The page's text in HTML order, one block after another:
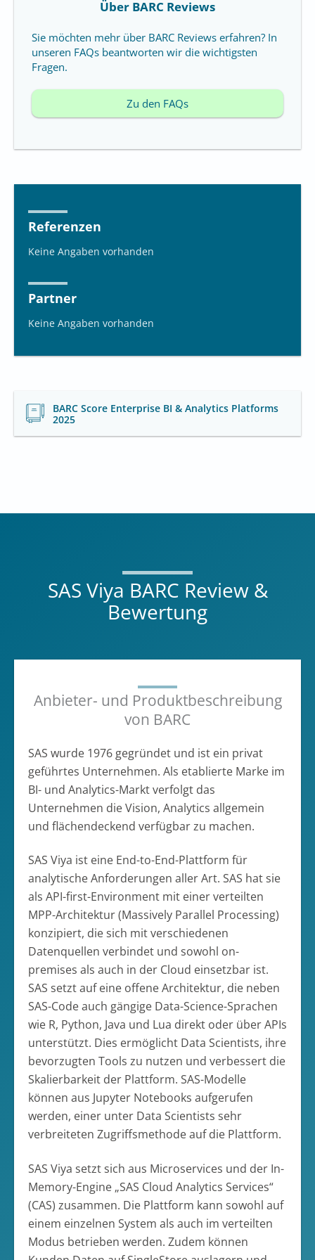
Über BARC Reviews
Sie möchten mehr über BARC Reviews erfahren? In
unseren FAQs beantworten wir die wichtigsten
Fragen.
Zu den FAQs
Referenzen
Keine Angaben vorhanden
Partner
Keine Angaben vorhanden
BARC Score Enterprise BI & Analytics Platforms
2025
SAS Viya BARC Review &
Bewertung
Anbieter- und Produktbeschreibung
von BARC
SAS wurde 1976 gegründet und ist ein privat
geführtes Unternehmen. Als etablierte Marke im
BI- und Analytics-Markt verfolgt das
Unternehmen die Vision, Analytics allgemein
und flächendeckend verfügbar zu machen.
SAS Viya ist eine End-to-End-Plattform für
analytische Anforderungen aller Art. SAS hat sie
als API-first-Environment mit einer verteilten
MPP-Architektur (Massively Parallel Processing)
konzipiert, die sich mit verschiedenen
Datenquellen verbindet und sowohl on-
premises als auch in der Cloud einsetzbar ist.
SAS setzt auf eine offene Architektur, die neben
SAS-Code auch gängige Data-Science-Sprachen
wie R, Python, Java und Lua direkt oder über APIs
unterstützt. Dies ermöglicht Data Scientists, ihre
bevorzugten Tools zu nutzen und verbessert die
Skalierbarkeit der Plattform. SAS-Modelle
können aus Jupyter Notebooks aufgerufen
werden, einer unter Data Scientists sehr
verbreiteten Zugriffsmethode auf die Plattform.
SAS Viya setzt sich aus Microservices und der In-
Memory-Engine „SAS Cloud Analytics Services“
(CAS) zusammen. Die Plattform kann sowohl auf
einem einzelnen System als auch im verteilten
Modus betrieben werden. Zudem können